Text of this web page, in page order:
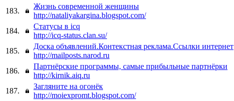
183.
Жизнь современной женщины
http://nataliyakargina.blogspot.com/
184.
Статусы в icq
http://icq-status.clan.su/
185.
Доска объявлений.Контекстная реклама.Ссылки интернет
http://mailposts.narod.ru
186.
Партнёрские программы, самые прибыльные партнёрки
http://kirnik.aiq.ru
187.
Загляните на огонёк
http://moiexpromt.blogspot.com/